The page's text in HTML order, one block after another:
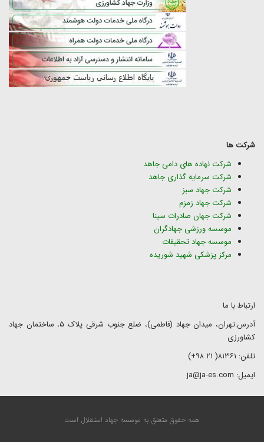
شرکت ها
شرکت نهاده های دامی جاهد
شرکت سرمایه گذاری جاهد
شرکت جهاد سبز
شرکت جهاد زمزم
شرکت جهان صادرات سینا
موسسه ورزشی جهادگران
موسسه جهاد تحقیقات
مرکز پزشکی شهید شوریده
ارتباط با ما
آدرس:تهران، میدان جهاد (فاطمی)، ضلع جنوب شرقی پلاک ۵، ساختمان جهاد
کشاورزی
تلفن: ۸۱۳۶۱( ۲۱ ۹۸+)
ایمیل: ja@ja-es.com
همه حقوق متعلق به موسسه جهاد استقلال است